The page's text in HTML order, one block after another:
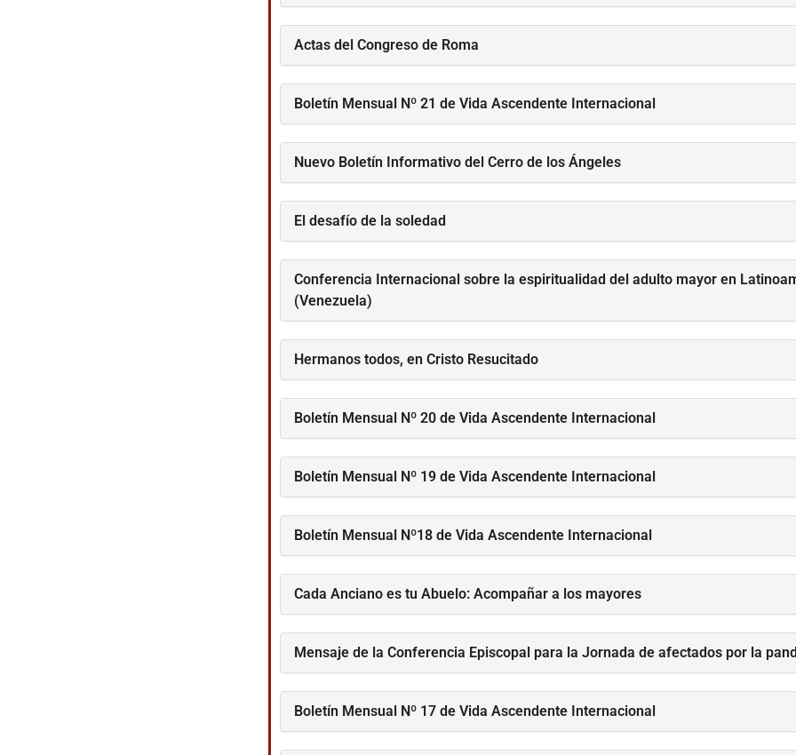
Actas del Congreso de Roma
Boletín Mensual Nº 21 de Vida Ascendente Internacional
Nuevo Boletín Informativo del Cerro de los Ángeles
El desafío de la soledad
Conferencia Internacional sobre la espiritualidad del adulto mayor en
(Venezuela)
Hermanos todos, en Cristo Resucitado​
Boletín Mensual Nº 20 de Vida Ascendente Internacional
Boletín Mensual Nº 19 de Vida Ascendente Internacional
Boletín Mensual Nº18 de Vida Ascendente Internacional
Cada Anciano es tu Abuelo: Acompañar a los mayores
Mensaje de la Conferencia Episcopal para la Jornada de afectados por la
Boletín Mensual Nº 17 de Vida Ascendente Internacional